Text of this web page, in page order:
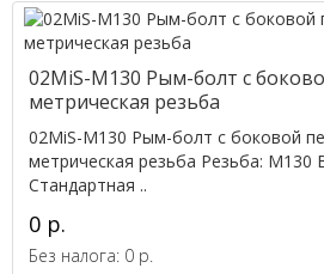
02MiS-M130 Рым-болт с
метрическая резьба
02MiS-M130 Рым-болт с боковой
метрическая резьба Резьба: M130
Стандартная ..
0 р.
Без налога: 0 р.